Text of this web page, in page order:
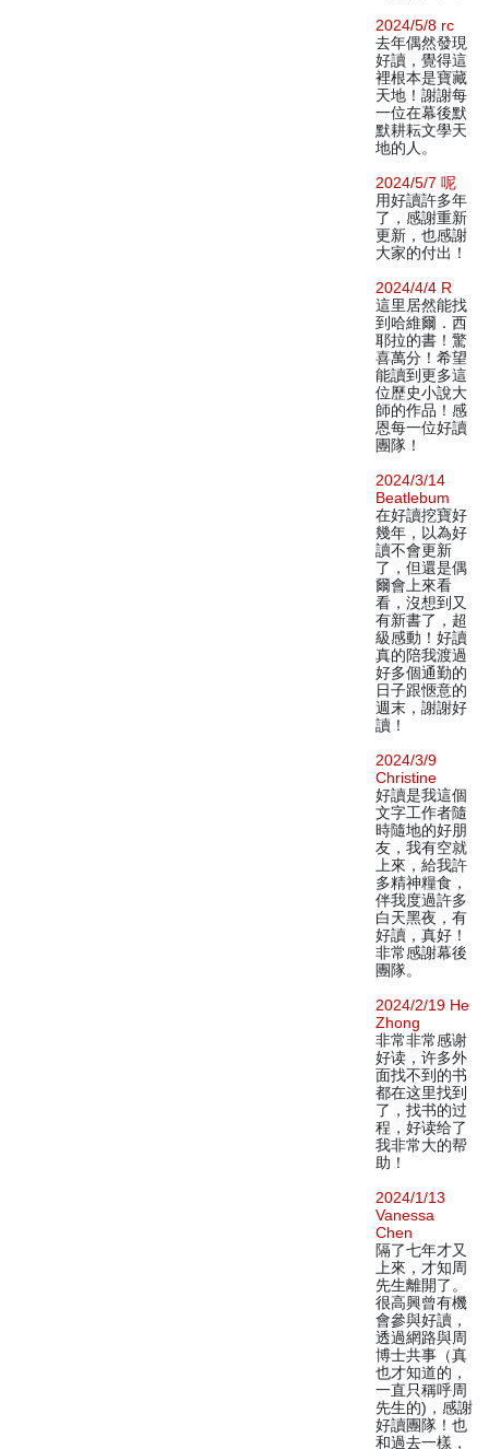
2024/5/8 rc
去年偶然發現
好讀，覺得這
裡根本是寶藏
天地！謝謝每
一位在幕後默
默耕耘文學天
地的人。
2024/5/7 呢
用好讀許多年
了，感謝重新
更新，也感謝
大家的付出！
2024/4/4 R
這里居然能找
到哈維爾．西
耶拉的書！驚
喜萬分！希望
能讀到更多這
位歷史小說大
師的作品！感
恩每一位好讀
團隊！
2024/3/14
Beatlebum
在好讀挖寶好
幾年，以為好
讀不會更新
了，但還是偶
爾會上來看
看，沒想到又
有新書了，超
級感動！好讀
真的陪我渡過
好多個通勤的
日子跟愜意的
週末，謝謝好
讀！
2024/3/9
Christine
好讀是我這個
文字工作者隨
時隨地的好朋
友，我有空就
上來，給我許
多精神糧食，
伴我度過許多
白天黑夜，有
好讀，真好！
非常感謝幕後
團隊。
2024/2/19 He
Zhong
非常非常感谢
好读，许多外
面找不到的书
都在这里找到
了，找书的过
程，好读给了
我非常大的帮
助！
2024/1/13
Vanessa
Chen
隔了七年才又
上來，才知周
先生離開了。
很高興曾有機
會參與好讀，
透過網路與周
博士共事（真
也才知道的，
一直只稱呼周
先生的)，感謝
好讀團隊！也
和過去一樣，